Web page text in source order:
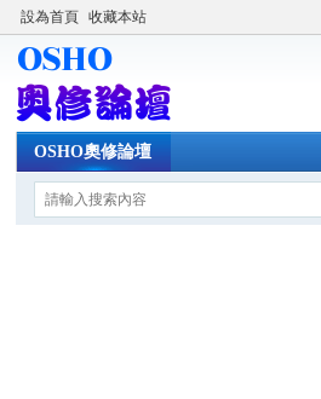
設為首頁 收藏本站
OSHO奧修論壇